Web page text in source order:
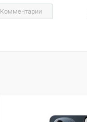
Комментарии